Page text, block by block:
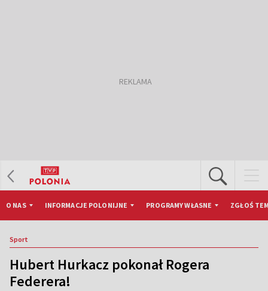
O NAS INFORMACJE POLONIJNE PROGRAMY WŁASNE ZGŁOŚ
Sport
Hubert Hurkacz pokonał Rogera
Federera!